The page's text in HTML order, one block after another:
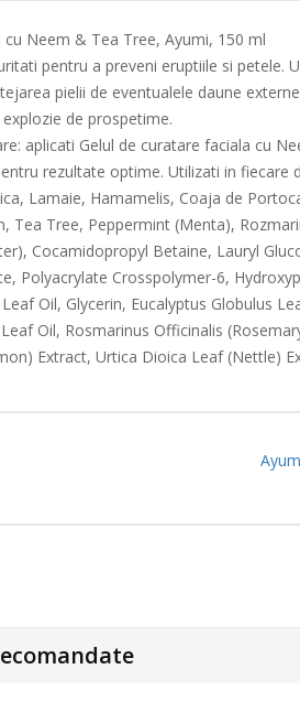
cu Neem & Tea Tree, Ayumi, 150 ml
pentru a preveni eruptiile si
pielii de eventualele daune
de prospetime.
aplicati Gelul de curatare faciala cu
rezultate optime. Utilizati in fiecare
Lamaie, Hamamelis, Coaja de
Tea Tree, Peppermint (Menta),
Cocamidopropyl Betaine, Lauryl
Polyacrylate Crosspolymer-6,
Oil, Glycerin, Eucalyptus Globulus
Oil, Rosmarinus Officinalis
Extract, Urtica Dioica Leaf (Nettle)